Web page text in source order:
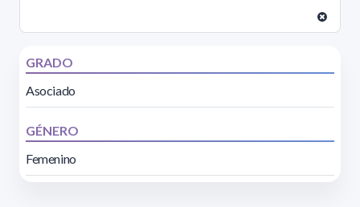
GRADO
Asociado
GÉNERO
Femenino